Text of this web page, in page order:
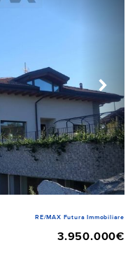
RE/MAX Futura Immobiliare
3.950.000€